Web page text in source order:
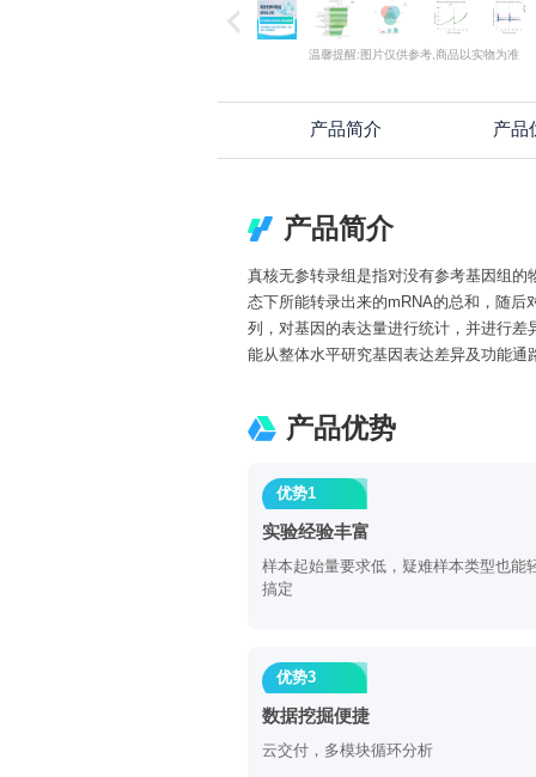
温馨提醒:图片仅供参考,商品以实物为准
产品简介 产品
产品简介
真核无参转录组是指对没有参考基因组
态下所能转录出来的mRNA的总和，随后
列，对基因的表达量进行统计，并进行
能从整体水平研究基因表达差异及功能
产品优势
优势1
实验经验丰富
样本起始量要求低，疑难样本类型也能
搞定
优势3
数据挖掘便捷
云交付，多模块循环分析